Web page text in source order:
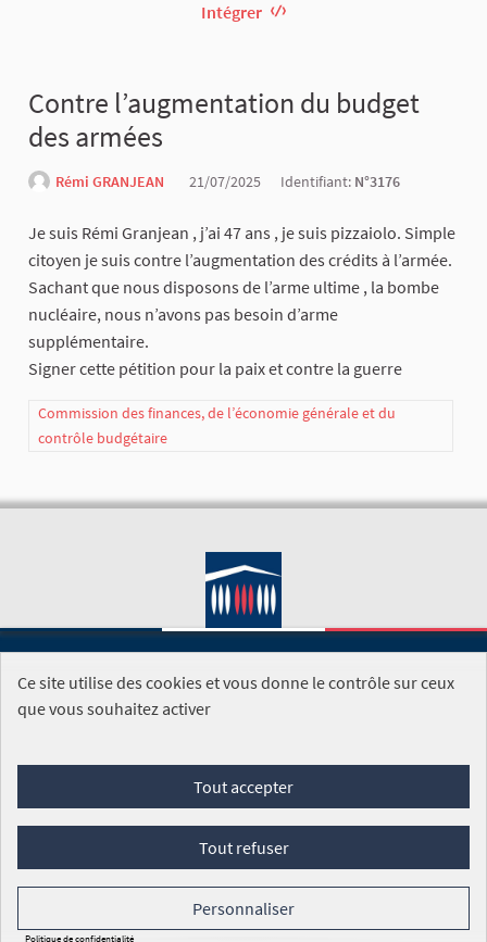
Intégrer
Contre l’augmentation du budget
des armées
Rémi GRANJEAN 21/07/2025 Identifiant: N°3176
Je suis Rémi Granjean , j’ai 47 ans , je suis pizzaiolo. Simple
citoyen je suis contre l’augmentation des crédits à l’armée.
Sachant que nous disposons de l’arme ultime , la bombe
nucléaire, nous n’avons pas besoin d’arme
supplémentaire.
Signer cette pétition pour la paix et contre la guerre
Commission des finances, de l’économie générale et du
contrôle budgétaire
SITE DE L'ASSEMBLÉE NATIONALE
Foire aux questions
Conditions générales d'utilisation (CGU)
Mentions légales
Cookies
Panneau de gestion des cookies
Ce site utilise des cookies et vous donne le contrôle sur ceux
que vous souhaitez activer
Tout accepter
Tout refuser
Personnaliser
Politique de confidentialité